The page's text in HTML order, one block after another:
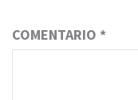
COMENTARIO *